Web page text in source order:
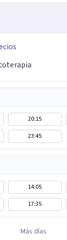
simbólico
proceso
20:15
23:45
14:05
17:35
Más días